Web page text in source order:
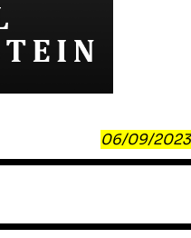
06/09/2023